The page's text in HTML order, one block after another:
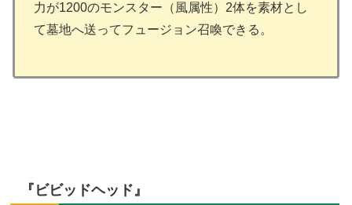
力が1200のモンスター（風属性）2体を素材とし
て墓地へ送ってフュージョン召喚できる。
『ビビッドヘッド』